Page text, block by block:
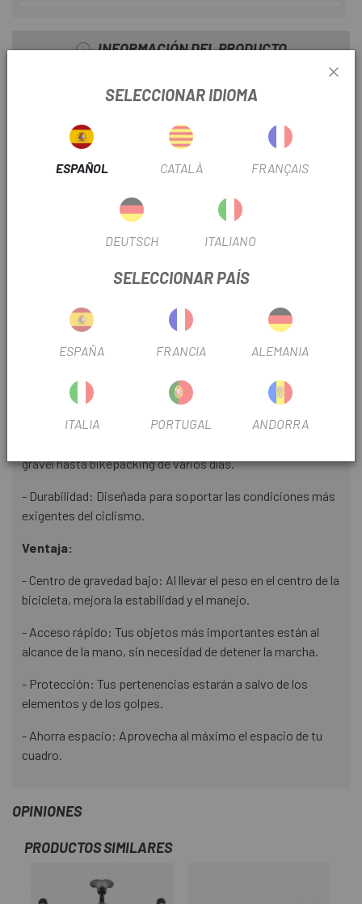
INFORMACIÓN DEL PRODUCTO
Es una bolsa impermeable diseñada específicamente para
Con una capacidad de 4 litros, ofrece un espacio adicional
para guardar herramientas, snacks, cámara de repuesto o
cualquier otro objeto que desees llevar contigo.
calidad y costuras soldadas térmicamente, garantiza que
tus pertenencias estén completamente protegidas de la
- Diseño compacto: Se adapta perfectamente al triángulo
suspensión, sin interferir con el botellín de agua.
- Fácil instalación: El sistema de cierre rápido y las correas
gravel hasta bikepacking de varios días.
- Durabilidad: Diseñada para soportar las condiciones más
exigentes del ciclismo.
Ventaja:
- Centro de gravedad bajo: Al llevar el peso en el centro de la
bicicleta, mejora la estabilidad y el manejo.
- Acceso rápido: Tus objetos más importantes están al
alcance de la mano, sin necesidad de detener la marcha.
- Protección: Tus pertenencias estarán a salvo de los
elementos y de los golpes.
- Ahorra espacio: Aprovecha al máximo el espacio de tu
cuadro.
OPINIONES
PRODUCTOS SIMILARES
SELECCIONAR IDIOMA
ESPAÑOL CATALÀ FRANÇAIS
DEUTSCH ITALIANO
SELECCIONAR PAÍS
ESPAÑA FRANCIA ALEMANIA
ITALIA PORTUGAL ANDORRA